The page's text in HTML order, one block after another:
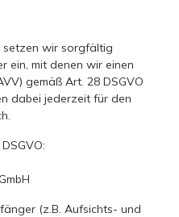
setzen wir sorgfältig
ein, mit denen wir einen
gemäß Art. 28 DSGVO
dabei jederzeit für den
(z.B. Aufsichts- und